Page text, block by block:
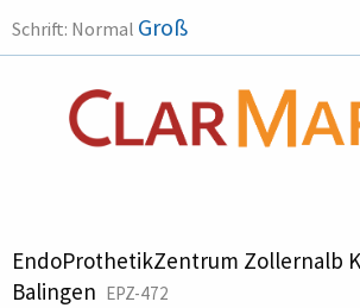
Schrift: Normal Groß
EndoProthetikZentrum Zollernalb
Balingen EPZ-472